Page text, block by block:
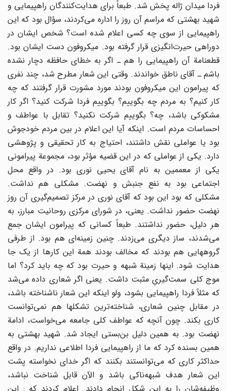
فردا میدان ژاله پخش شد. طبعاً برای هدایت‌کنندگان راهپیمایی و
شهید بهشتی که مراسم آن روز را اداره می‌کردند، سؤال بود که این
راهپیمایی از سوی چه کسی اعلام شده است؟ شخص ایشان در
دوراهی حیرت‌انگیزی قرار گرفته بود. میکروفون دست ایشان بود.
قطعنامة آن راهپیمایی را هم ـ اگر به خطای حافظه دچار نشده
باشم ـ آقای ناطق خواندند. وقتی این شعار مطرح شد، چند نفری
که پیرامون این میکروفون بودند مورد مشورت قرار گرفتند که چه
کار کنیم؟ به مردم چه بگوییم؟ بگوییم فردا شرکت کنید؟ اگر کار
مشکوکی باشد، چه؟ بگوییم شرکت نکنید؟ تقابل با عواطف و
احساسات مردم است. اینکه آیا این اعلام در بین مردم خودجوش
بود یا عواملی نقش داشتند، احتیاج به کار تحقیقی و پژوهشی
دارد. یکی از عواملی که در این قضیه مؤثر بود، مجموعة پیرامونی
یکی از معممین به نام آقای یحیی نوری بود. در واقع محل
اجتماعی بود به نفع جنبش و نهضت. مشکلی هم نداشت.
مشکلی که بود این بود که آقای نوری در مرکز تصمیم‌گیری آن روز
نهضت حضور نداشت. یعنی، در شورای مرکزی روحانیت مبارز، به
هر دلیل، حضور نداشتند. طبعاً کسانی که پیرامون ایشان جمع
می‌شدند، ساز دیگری می‌زدند. چنین زمینه‌ای هم بود. از طرفی
گروههایی هم بودند که مخالف بودند همة این کارها از یک جا
هدایت شود. اینها زمینة شبهه و حیرت بود که چه باید کرد؟ اما
موج کلی سمت‌گیریِ مثبت داشت. یعنی اگر شعاری داده می‌شد
که مثلاً فردا راهپیمایی بشود، ولو اینکه این شعار ناشناخته باشد،
در مقابل چنین شعاری، شناخته‌ترین تشکلها هم نمی‌توانست
کاری بکند. چون آنچه که عواطف کلی جامعه می‌خواست، ادامة
نهضت بود. به همین دلیل بن‌بستی ایجاد شد. شهید بهشتی به
همین بسنده کرد که ما از راهپیمایی فردا اطلاعی نداریم. در واقع
حداکثر کاری که می‌توانستند بکنند که اگر خدای نخواسته پشت
این شعار هدف شبهه‌ناکی باشد و الآن قابل شناخت نباشد،